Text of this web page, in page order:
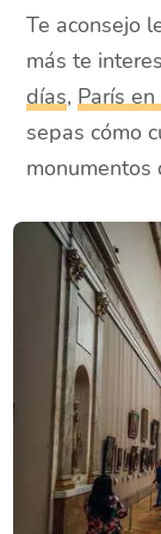
Te aconsejo
más te
días,París
sepas cómo
monumentos